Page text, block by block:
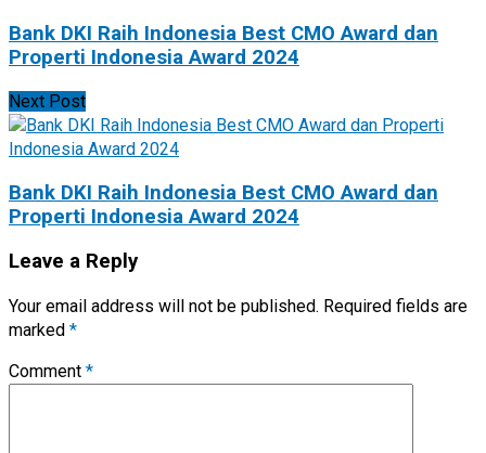
Bank DKI Raih Indonesia Best CMO Award dan
Properti Indonesia Award 2024
Next Post
Bank DKI Raih Indonesia Best CMO Award dan
Properti Indonesia Award 2024
Leave a Reply
Your email address will not be published. Required fields are
marked *
Comment *